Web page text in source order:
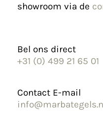
showroom via de
Bel ons direct
+31 (0) 499 21 65 01
Contact E-mail